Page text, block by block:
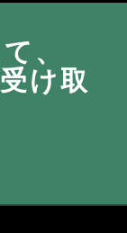
、
け取